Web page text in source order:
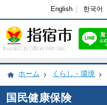
English 한국어
Ibusuki City Official Web Site
ホーム くらし・環境
国民健康保険